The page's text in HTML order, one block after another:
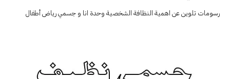
رسومات تلوين عن اهمية النظافة الشخصية وحدة انا و جسمي رياض أطفال